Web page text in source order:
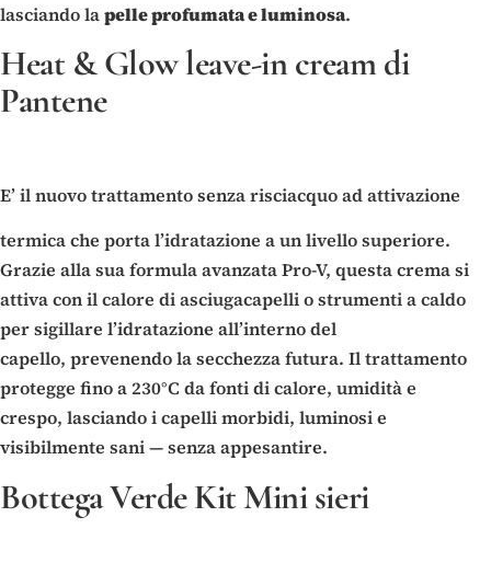
lasciando lapelle profumata e luminosa.
Heat & Glow leave-in cream di
Pantene
E’ il nuovo trattamento senza risciacquo ad attivazione
termica che porta l’idratazione a un livello superiore.
Grazie alla sua formula avanzata Pro-V, questa crema si
attiva con il calore di asciugacapelli o strumenti a caldo
per sigillare l’idratazione all’interno del
capello, prevenendo la secchezza futura. Il trattamento
protegge fino a 230°C da fonti di calore, umidità e
crespo, lasciando i capelli morbidi, luminosi e
visibilmente sani — senza appesantire.
Bottega Verde Kit Mini sieri